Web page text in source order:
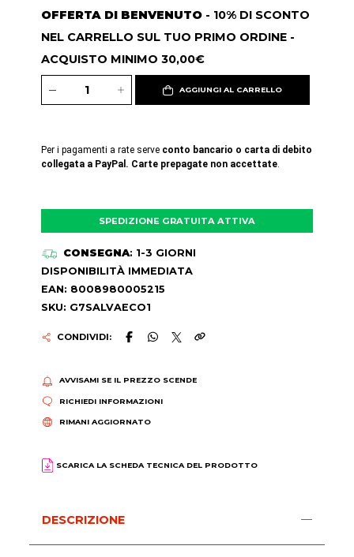
OFFERTA DI BENVENUTO - 10% DI SCONTO
NEL CARRELLO SUL TUO PRIMO ORDINE -
ACQUISTO MINIMO 30,00€
AGGIUNGI AL CARRELLO
Per i pagamenti a rate serve conto bancario o carta di debito
collegata a PayPal. Carte prepagate non accettate.
SPEDIZIONE GRATUITA ATTIVA
CONSEGNA: 1-3 GIORNI
DISPONIBILITÀ IMMEDIATA
EAN: 8008980005215
SKU: G7SALVAECO1
CONDIVIDI:
AVVISAMI SE IL PREZZO SCENDE
RICHIEDI INFORMAZIONI
RIMANI AGGIORNATO
SCARICA LA SCHEDA TECNICA DEL PRODOTTO
DESCRIZIONE